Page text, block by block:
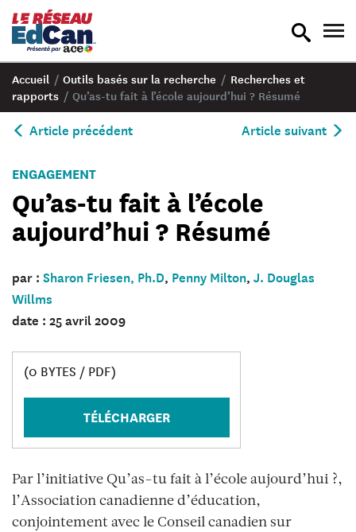
recherche
bascule
Accueil / Outils basés sur la recherche / Recherches et
rapports / Qu’as-tu fait à l’école aujourd’hui ? Résumé
Article précédent Article suivant
ENGAGEMENT
Qu’as-tu fait à l’école
aujourd’hui ? Résumé
par :Sharon Friesen, Ph.D, Penny Milton,J. Douglas
Willms
date : 25 avril 2009
(0 BYTES / PDF)
TÉLÉCHARGER
Par l’initiative Qu’as-tu fait à l’école aujourd’hui ?,
l’Association canadienne d’éducation,
conjointement avec le Conseil canadien sur